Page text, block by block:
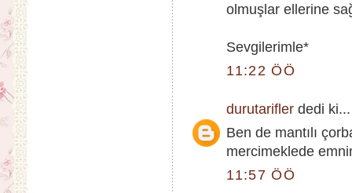
olmuşlar ellerine
Sevgilerimle*
11:22 ÖÖ
durutarifler dedi ki...
Ben de mantılı
mercimeklede
11:57 ÖÖ